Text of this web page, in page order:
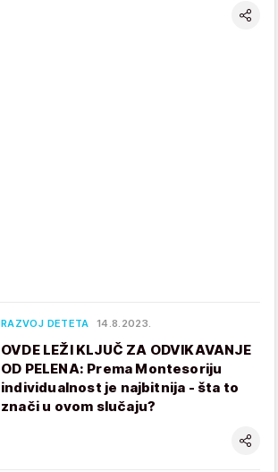
RAZVOJ DETETA 14.8.2023.
OVDE LEŽI KLJUČ ZA ODVIKAVANJE
OD PELENA: Prema Montesoriju
individualnost je najbitnija - šta to
znači u ovom slučaju?